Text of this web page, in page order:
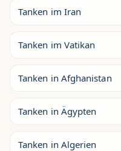
Tanken im Iran
Tanken im Vatikan
Tanken in Afghanistan
Tanken in Ägypten
Tanken in Algerien